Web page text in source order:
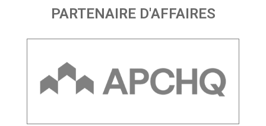
PARTENAIRE D'AFFAIRES